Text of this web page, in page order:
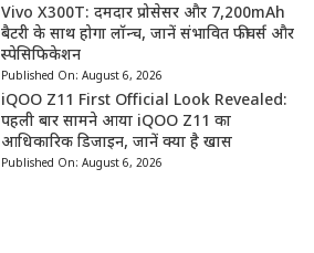
Vivo X300T: दमदार प्रोसेसर और 7,200mAh
बैटरी के साथ होगा लॉन्च, जानें संभावित फीचर्स और
स्पेसिफिकेशन
Published On: August 6, 2026
iQOO Z11 First Official Look Revealed:
पहली बार सामने आया iQOO Z11 का
आधिकारिक डिजाइन, जानें क्या है खास
Published On: August 6, 2026